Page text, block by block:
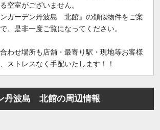
空室がございません。
ガーデン丹波島 北館』の類似物件をご案
、是非一度ご覧になってください。
わせ場所も店舗・最寄り駅・現地等お客様
ストレスなく手配いたします！！
丹波島 北館の周辺情報